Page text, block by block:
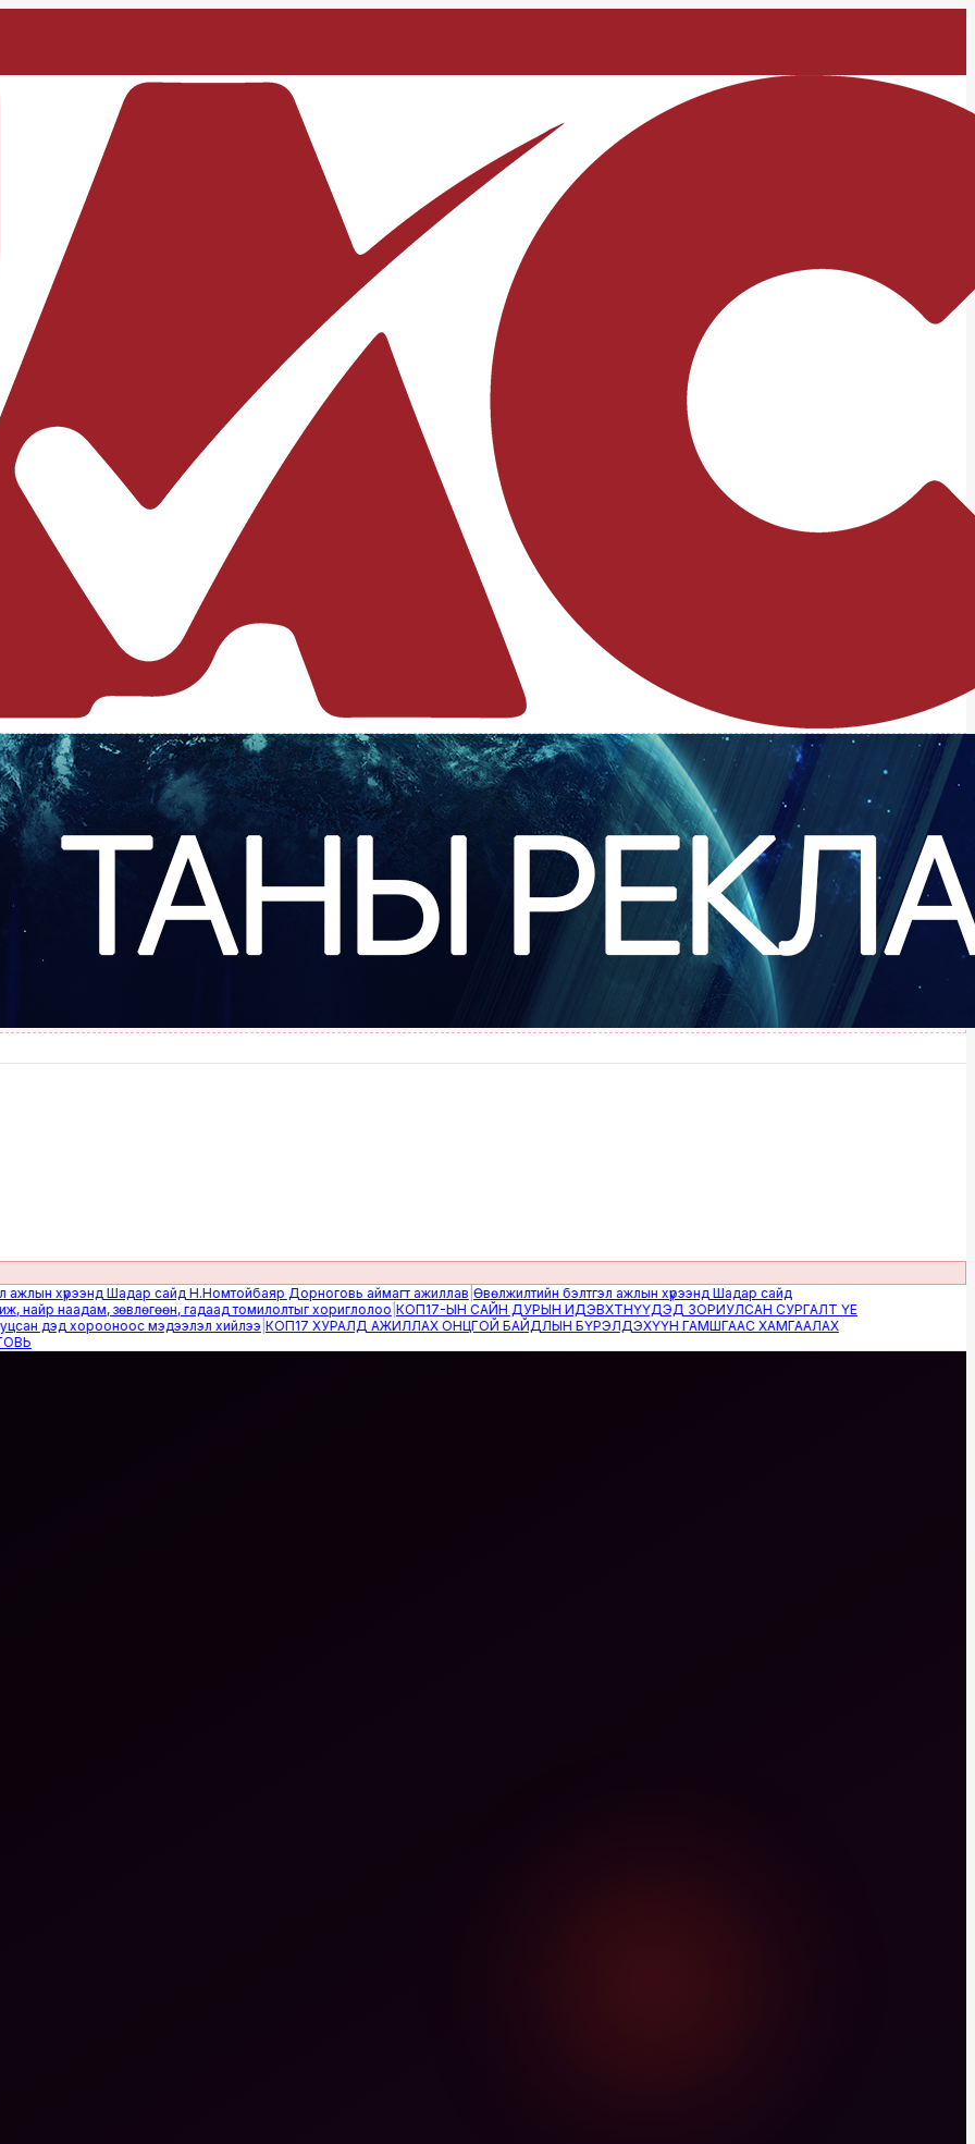
хүрээнд Шадар сайд Н.Номтойбаяр Дорноговь аймагт ажиллав|Өвөлжилтийн бэлтгэл ажлын хүрээнд Шадар сайд
наадам, зөвлөгөөн, гадаад томилолтыг хориглолоо|КОП17-ЫН САЙН ДУРЫН ИДЭВХТНҮҮДЭД ЗОРИУЛСАН СУРГАЛТ ҮЕ
хорооноос мэдээлэл хийлээ |КОП17 ХУРАЛД АЖИЛЛАХ ОНЦГОЙ БАЙДЛЫН БҮРЭЛДЭХҮҮН ГАМШГААС ХАМГААЛАХ